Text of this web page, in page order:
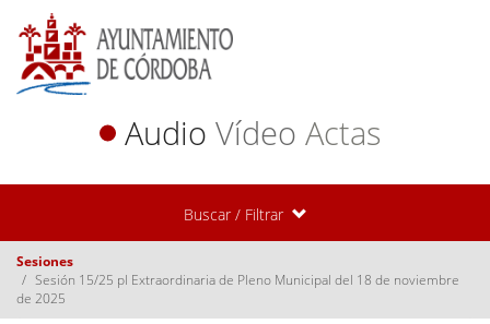
Audio Vídeo Actas
Buscar / Filtrar
Sesiones
Sesión 15/25 pl Extraordinaria de Pleno Municipal del 18 de noviembre
de 2025